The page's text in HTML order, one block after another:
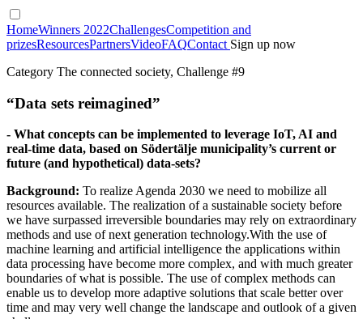
HomeWinners 2022ChallengesCompetition and
prizesResourcesPartnersVideoFAQContact Sign up now
Category The connected society, Challenge #9
“Data sets reimagined”
- What concepts can be implemented to leverage IoT, AI and
real-time data, based on Södertälje municipality’s current or
future (and hypothetical) data-sets?
Background: To realize Agenda 2030 we need to mobilize all
resources available. The realization of a sustainable society before
we have surpassed irreversible boundaries may rely on extraordinary
methods and use of next generation technology.With the use of
machine learning and artificial intelligence the applications within
data processing have become more complex, and with much greater
boundaries of what is possible. The use of complex methods can
enable us to develop more adaptive solutions that scale better over
time and may very well change the landscape and outlook of a given